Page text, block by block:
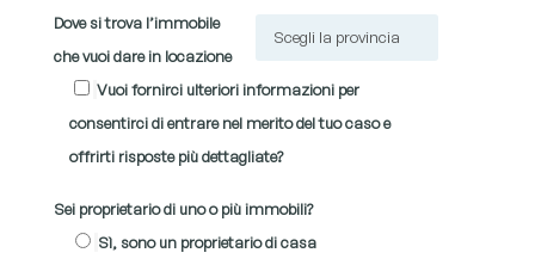
Dove si trova l’immobile
che vuoi dare in locazione
Vuoi fornirci ulteriori informazioni per
consentirci di entrare nel merito del tuo caso e
offrirti risposte più dettagliate?
Sei proprietario di uno o più immobili?
Sì, sono un proprietario di casa